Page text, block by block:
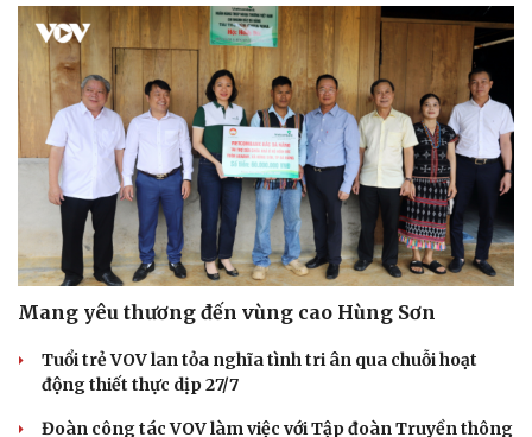
Mang yêu thương đến vùng cao Hùng Sơn
Tuổi trẻ VOV lan tỏa nghĩa tình tri ân qua chuỗi hoạt
động thiết thực dịp 27/7
Đoàn công tác VOV làm việc với Tập đoàn Truyền thông